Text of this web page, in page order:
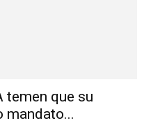
temen que su
mandato...